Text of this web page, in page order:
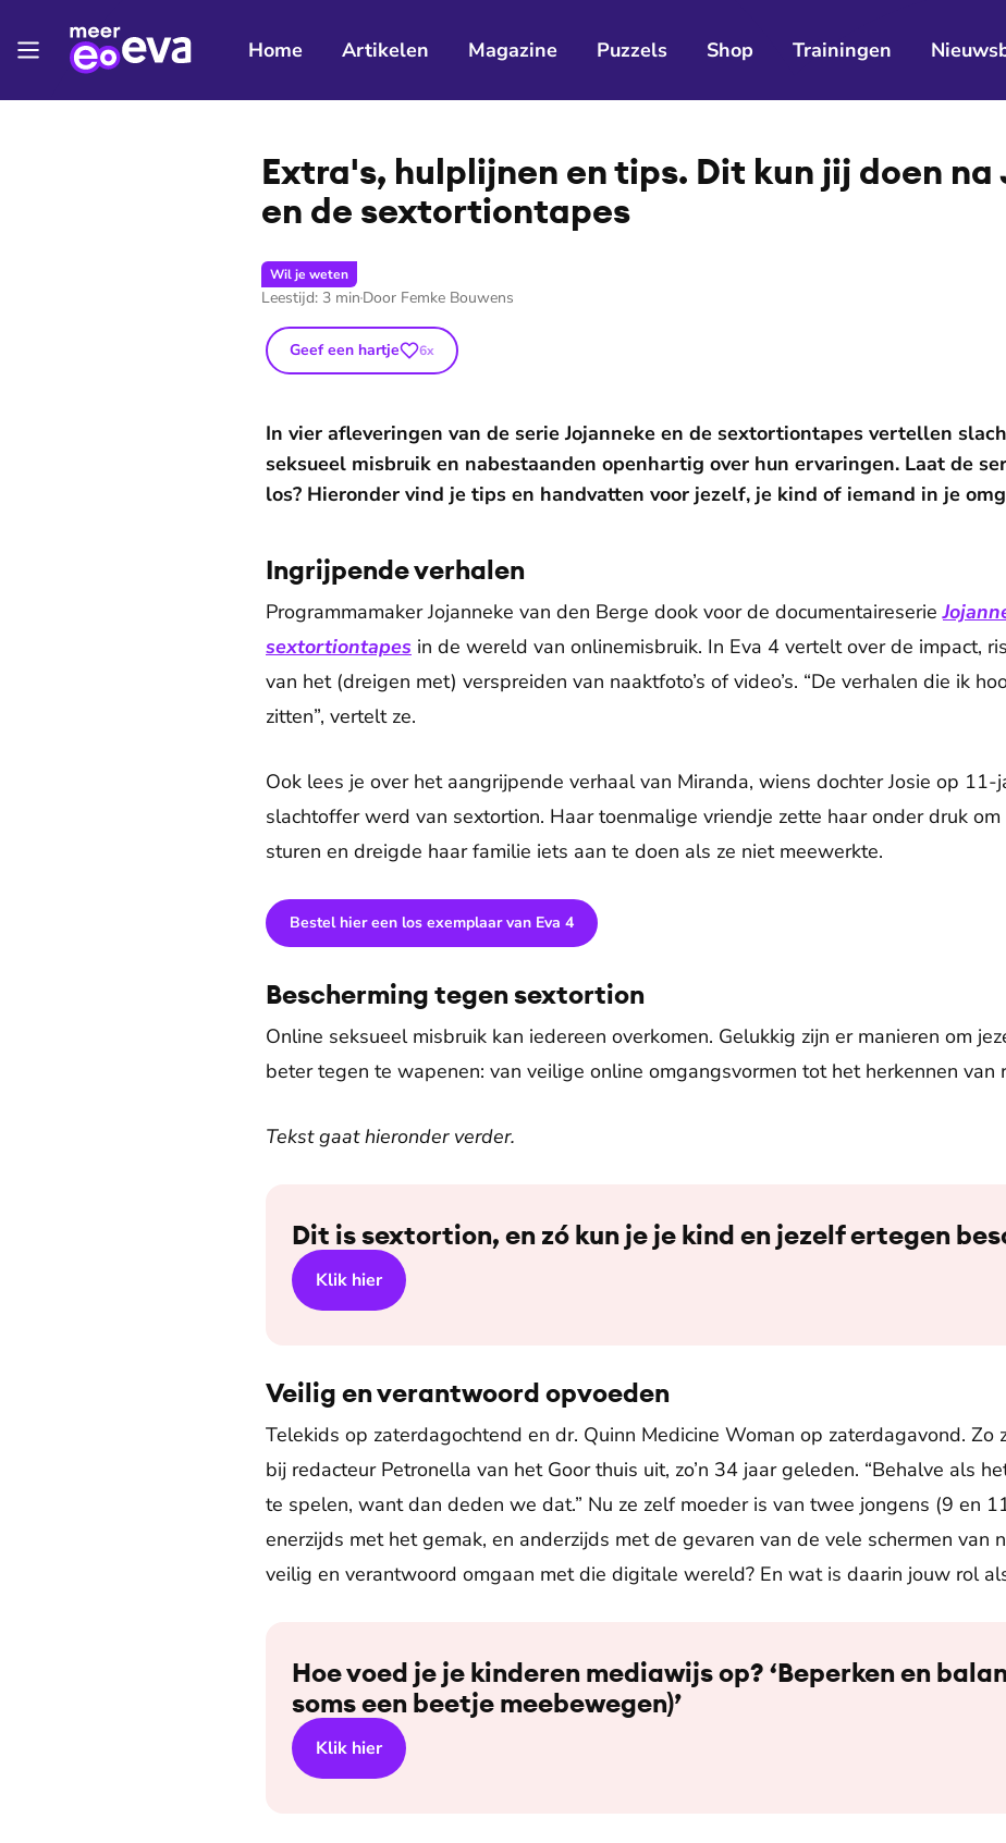
Home Artikelen Magazine Puzzels Shop Trainingen
Extra's, hulplijnen en tips. Dit kun jij doen na
en de sex­tor­ti­on­ta­pes
Wil je weten
Leestijd: 3 min Door Femke Bouwens
Geef een hartje 6x
In vier afleveringen van de serie Jojanneke en de sextortiontapes vertellen
seksueel misbruik en nabestaanden openhartig over hun ervaringen. Laat de
los? Hieronder vind je tips en handvatten voor jezelf, je kind of iemand in je
Ingrijpende verhalen
Programmamaker Jojanneke van den Berge dook voor de documentaireserie
sextortiontapes in de wereld van onlinemisbruik. In Eva 4 vertelt over de impact,
van het (dreigen met) verspreiden van naaktfoto’s of video’s. “De verhalen die ik
zitten”, vertelt ze.
Ook lees je over het aangrijpende verhaal van Miranda, wiens dochter Josie op
slachtoffer werd van sextortion. Haar toenmalige vriendje zette haar onder druk
sturen en dreigde haar familie iets aan te doen als ze niet meewerkte.
Bestel hier een los exemplaar van Eva 4
Bescherming tegen sextortion
Online seksueel misbruik kan iedereen overkomen. Gelukkig zijn er manieren om
beter tegen te wapenen: van veilige online omgangsvormen tot het herkennen van
Tekst gaat hieronder verder.
Dit is sextortion, en zó kun je je kind en jezelf ertegen
Klik hier
Veilig en verantwoord opvoeden
Telekids op zaterdagochtend en dr. Quinn Medicine Woman op zaterdagavond. Zo
bij redacteur Petronella van het Goor thuis uit, zo’n 34 jaar geleden. “Behalve als
te spelen, want dan deden we dat.” Nu ze zelf moeder is van twee jongens (9 en
enerzijds met het gemak, en anderzijds met de gevaren van de vele schermen van
veilig en verantwoord omgaan met die digitale wereld? En wat is daarin jouw rol
Hoe voed je je kinderen mediawijs op? ‘Beperken en
soms een beetje meebewegen)’
Klik hier